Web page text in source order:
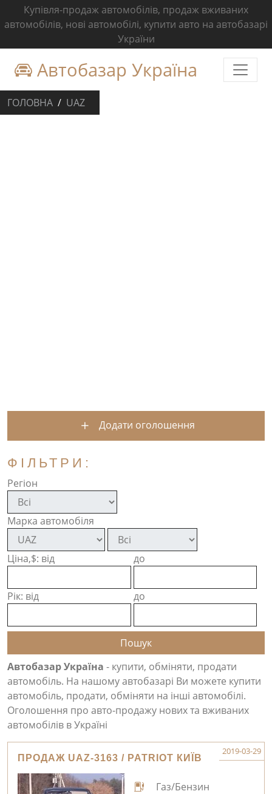
Купівля-продаж автомобілів, продаж вживаних
автомобілів, нові автомобілі, купити авто на автобазарі
України
Автобазар Україна
ГОЛОВНА UAZ
Додати оголошення
ФІЛЬТРИ:
Регіон
Марка автомобіля
Ціна,$: від до
Рік: від до
Автобазар Україна - купити, обміняти, продати
автомобіль. На нашому автобазарі Ви можете купити
автомобіль, продати, обміняти на інші автомобілі.
Оголошення про авто-продажу нових та вживаних
автомобілів в Україні
ПРОДАЖ UAZ-3163 / PATRIOT КИЇВ
2019-03-29
Газ/Бензин